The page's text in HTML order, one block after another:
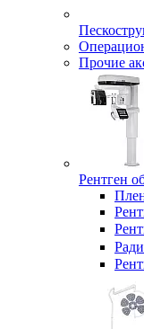
Прочие
Рентген